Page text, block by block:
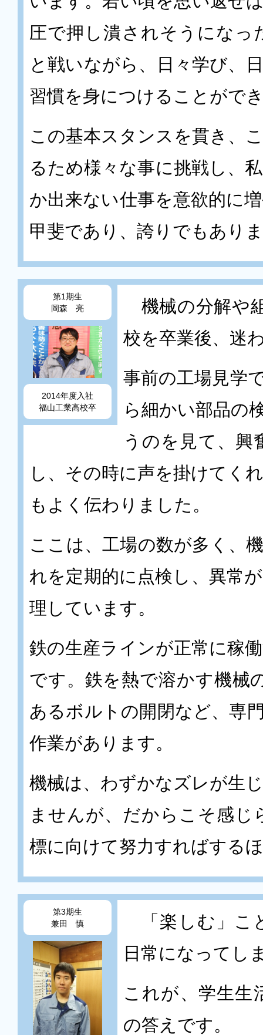
圧で押し潰されそうにな
と戦いながら、日々学び、
習慣を身につけることがで
この基本スタンスを貫き、
るため様々な事に挑戦し、
か出来ない仕事を意欲的に
甲斐であり、誇りでもあり
第1期生
岡森 亮
2014年度入社
福山工業高校卒
機械の分解や
校を卒業後、迷
事前の工場見学
ら細かい部品の
うのを見て、興
し、その時に声を掛けてく
もよく伝わりました。
ここは、工場の数が多く、
れを定期的に点検し、異常
理しています。
鉄の生産ラインが正常に稼
です。鉄を熱で溶かす機械
あるボルトの開閉など、専
作業があります。
機械は、わずかなズレが生
ませんが、だからこそ感
標に向けて努力すればする
第3期生
兼田 慎
「楽しむ」こ
日常になってし
これが、学生生
の答えです。